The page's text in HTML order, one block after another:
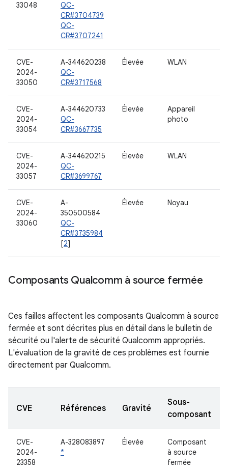
33048
QC-
CR#3704739
QC-
CR#3707241
CVE-
2024-
33050
A-344620238
QC-
CR#3717568
Élevée WLAN
CVE-
2024-
33054
A-344620733
QC-
CR#3667735
Élevée
Appareil
photo
CVE-
2024-
33057
A-344620215
QC-
CR#3699767
Élevée WLAN
CVE-
2024-
33060
A-
350500584
QC-
CR#3735984
[2]
Élevée Noyau
Composants Qualcomm à source fermée
Ces failles affectent les composants Qualcomm à source
fermée et sont décrites plus en détail dans le bulletin de
sécurité ou l'alerte de sécurité Qualcomm appropriés.
L'évaluation de la gravité de ces problèmes est fournie
directement par Qualcomm.
CVE Références Gravité
Sous-
composant
CVE-
2024-
23358
A-328083897
*
Élevée
Composant
à source
fermée